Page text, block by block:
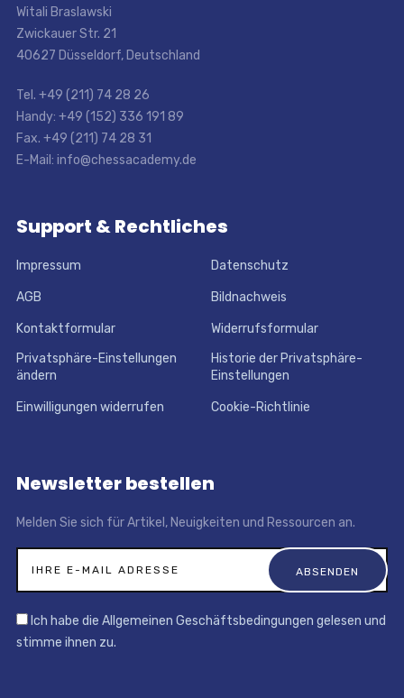
Witali Braslawski
Zwickauer Str. 21
40627 Düsseldorf, Deutschland
Tel. +49 (211) 74 28 26
Handy: +49 (152) 336 191 89
Fax. +49 (211) 74 28 31
E-Mail: info@chessacademy.de
Support & Rechtliches
Impressum Datenschutz
AGB Bildnachweis
Kontaktformular
Widerrufsformular
Privatsphäre-Einstellungen
ändern
Historie der Privatsphäre-
Einstellungen
Einwilligungen widerrufen Cookie-Richtlinie
Newsletter bestellen
Melden Sie sich für Artikel, Neuigkeiten und Ressourcen an.
Ich habe die Allgemeinen Geschäftsbedingungen gelesen und
stimme ihnen zu.